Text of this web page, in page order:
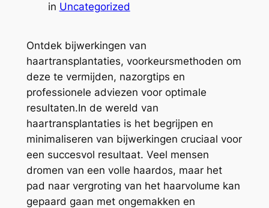
in Uncategorized
Ontdek bijwerkingen van
haartransplantaties, voorkeursmethoden om
deze te vermijden, nazorgtips en
professionele adviezen voor optimale
resultaten.In de wereld van
haartransplantaties is het begrijpen en
minimaliseren van bijwerkingen cruciaal voor
een succesvol resultaat. Veel mensen
dromen van een volle haardos, maar het
pad naar vergroting van het haarvolume kan
gepaard gaan met ongemakken en